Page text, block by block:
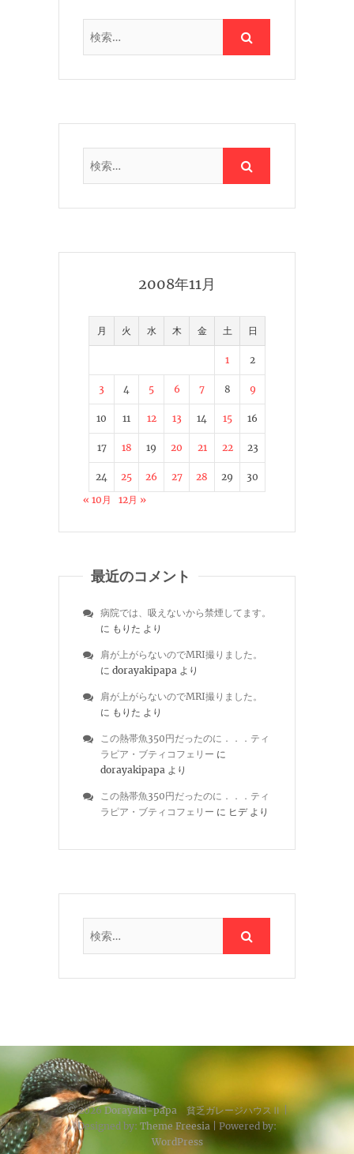
2008年11月
月 火 水 木 金 土 日
1 2
3 4 5 6 7 8 9
10 11 12 13 14 15 16
17 18 19 20 21 22 23
24 25 26 27 28 29
30
« 10月
12月 »
最近のコメント
病院では、吸えないから禁煙してます。
に もりた より
肩が上がらないのでMRI撮りました。
に dorayakipapa より
肩が上がらないのでMRI撮りました。
に もりた より
この熱帯魚350円だったのに．．．ティ
ラピア・ブティコフェリー に
dorayakipapa より
この熱帯魚350円だったのに．．．ティ
ラピア・ブティコフェリー に ヒデより
© 2026 Dorayaki-papa 貧乏ガレージハウスⅡ|
Designed by: Theme Freesia | Powered by:
WordPress